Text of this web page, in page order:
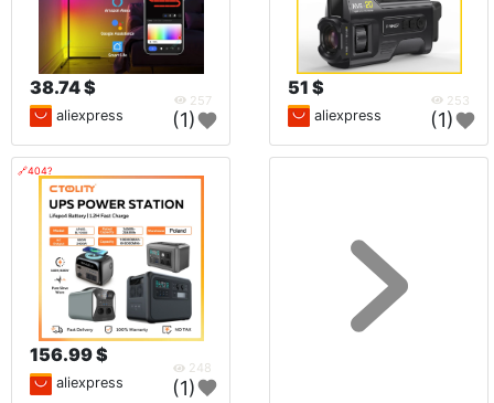
38.74 $
257
aliexpress (1)
51 $
253
aliexpress (1)
🔗404?
156.99 $
248
aliexpress (1)